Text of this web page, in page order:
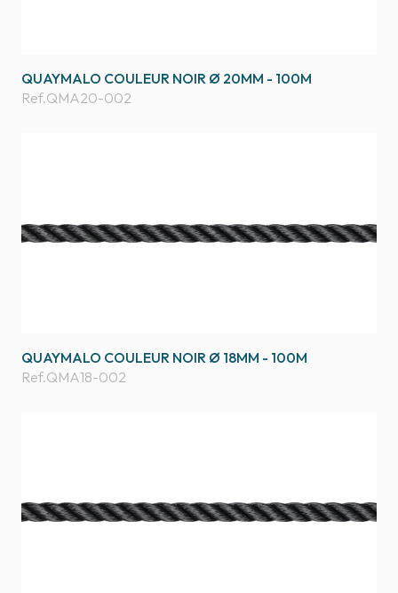
QUAYMALO COULEUR NOIR Ø 20MM - 100M
Ref.QMA20-002
QUAYMALO COULEUR NOIR Ø 18MM - 100M
Ref.QMA18-002